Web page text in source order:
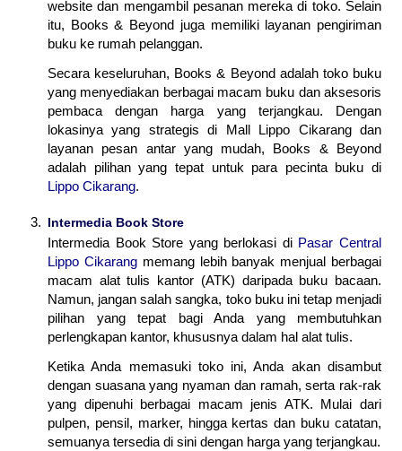
website dan mengambil pesanan mereka di toko. Selain
itu, Books & Beyond juga memiliki layanan pengiriman
buku ke rumah pelanggan.
Secara keseluruhan, Books & Beyond adalah toko buku
yang menyediakan berbagai macam buku dan aksesoris
pembaca dengan harga yang terjangkau. Dengan
lokasinya yang strategis di Mall Lippo Cikarang dan
layanan pesan antar yang mudah, Books & Beyond
adalah pilihan yang tepat untuk para pecinta buku di
Lippo Cikarang.
Intermedia Book Store
Intermedia Book Store yang berlokasi di Pasar Central
Lippo Cikarangmemang lebih banyak menjual berbagai
macam alat tulis kantor (ATK) daripada buku bacaan.
Namun, jangan salah sangka, toko buku ini tetap menjadi
pilihan yang tepat bagi Anda yang membutuhkan
perlengkapan kantor, khususnya dalam hal alat tulis.
Ketika Anda memasuki toko ini, Anda akan disambut
dengan suasana yang nyaman dan ramah, serta rak-rak
yang dipenuhi berbagai macam jenis ATK. Mulai dari
pulpen, pensil, marker, hingga kertas dan buku catatan,
semuanya tersedia di sini dengan harga yang terjangkau.